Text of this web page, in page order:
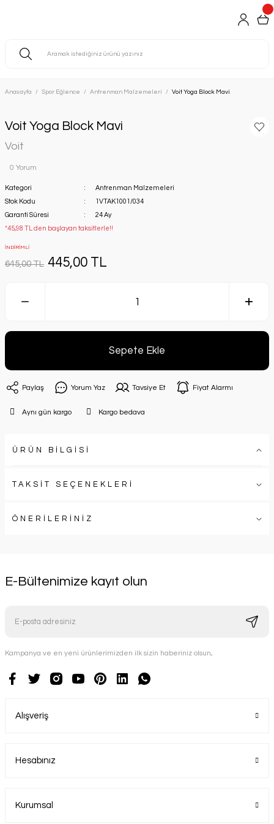
Anasayfa Spor Eğlence Antrenman Malzemeleri Voit Yoga Block Mavi
Voit Yoga Block Mavi
Voit
0 Yorum
Kategori
Antrenman Malzemeleri
Stok Kodu
1VTAK1001/034
Garanti Süresi
24 Ay
*45,98 TL den başlayan taksitlerle!!
İNDİRİMLİ
645,00 TL 445,00 TL
Sepete Ekle
Paylaş Yorum Yaz Tavsiye Et Fiyat Alarmı
Aynı gün kargo Kargo bedava
ÜRÜN BİLGİSİ
TAKSİT SEÇENEKLERİ
ÖNERİLERİNİZ
E-Bültenimize kayıt olun
Kampanya ve en yeni ürünlerimizden ilk sizin haberiniz olsun,
Alışveriş
Hesabınız
Kurumsal